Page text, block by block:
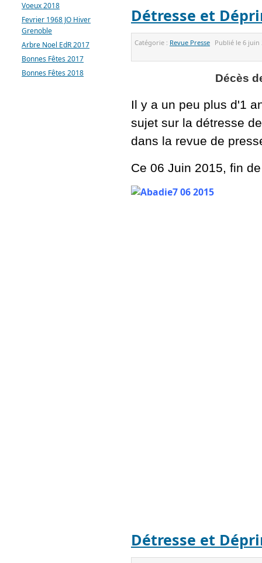
Détresse et
Catégorie : Revue Presse Publié le6 juin
Décès
Il y a un peu plus d'1
sujet sur la détresse
dans la revue de
Ce 06 Juin 2015, fin
Détresse et
Voeux 2018
Fevrier 1968 JO Hiver
Grenoble
Arbre Noel EdR 2017
Bonnes Fêtes 2017
Bonnes Fêtes 2018